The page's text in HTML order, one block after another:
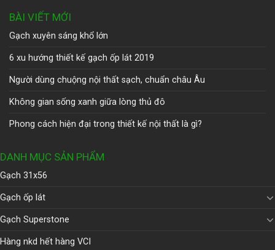
BÀI VIẾT MỚI
Gạch xuyên sáng khổ lớn
6 xu hướng thiết kế gạch ốp lát 2019
Người dùng chuộng nội thất sạch, chuẩn châu Âu
Không gian sống xanh giữa lòng thủ đô
Phong cách hiện đại trong thiết kế nội thất là gì?
DANH MỤC SẢN PHẨM
Gạch 31x56
Gạch ốp lát
Gạch Superstone
Hàng nkd hết hàng VCI